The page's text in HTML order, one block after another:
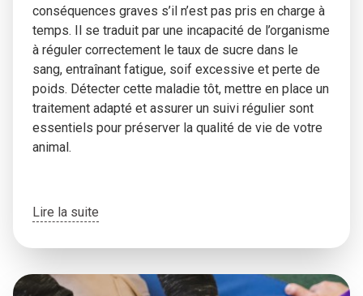
conséquences graves s’il n’est pas pris en charge à
temps. Il se traduit par une incapacité de l’organisme
à réguler correctement le taux de sucre dans le
sang, entraînant fatigue, soif excessive et perte de
poids. Détecter cette maladie tôt, mettre en place un
traitement adapté et assurer un suivi régulier sont
essentiels pour préserver la qualité de vie de votre
animal.
Lire la suite